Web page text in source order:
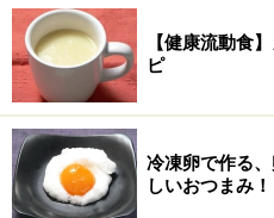
・酢飯の味付けはこちらを参
【健康流動食
ピ
冷凍卵で作る
しいおつまみ！